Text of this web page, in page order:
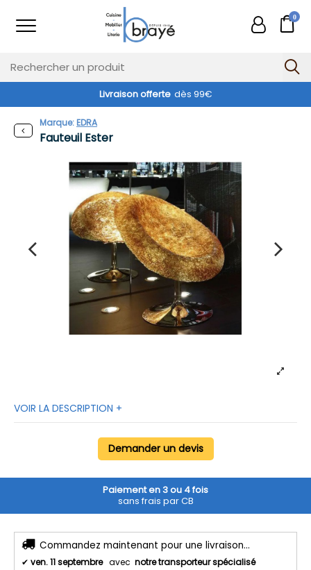
0
Livraison offerte dès 99€
Fauteuil Ester
Marque:EDRA
VOIR LA DESCRIPTION +
Demander un devis
Paiement en 3 ou 4 fois
sans frais par CB
Commandez maintenant pour une livraison...
✔ ven. 11 septembre avec notre transporteur spécialisé